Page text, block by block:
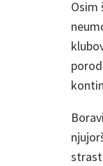
Osim